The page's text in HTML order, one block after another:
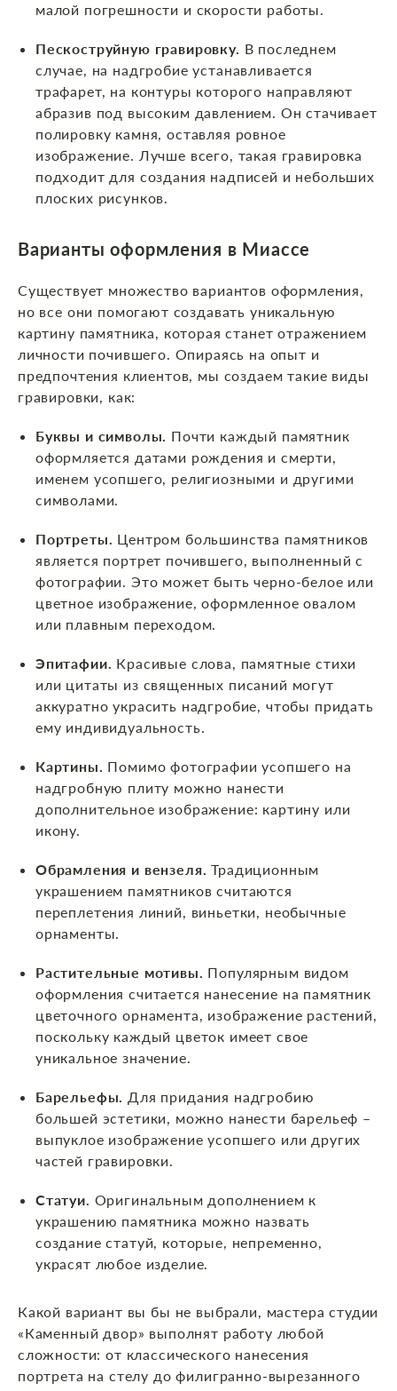
малой погрешности и скорости работы.
Пескоструйную гравировку. В последнем
случае, на надгробие устанавливается
трафарет, на контуры которого направляют
абразив под высоким давлением. Он стачивает
полировку камня, оставляя ровное
изображение. Лучше всего, такая гравировка
подходит для создания надписей и небольших
плоских рисунков.
Варианты оформления в Миассе
Существует множество вариантов оформления,
но все они помогают создавать уникальную
картину памятника, которая станет отражением
личности почившего. Опираясь на опыт и
предпочтения клиентов, мы создаем такие виды
гравировки, как:
Буквы и символы. Почти каждый памятник
оформляется датами рождения и смерти,
именем усопшего, религиозными и другими
символами.
Портреты. Центром большинства памятников
является портрет почившего, выполненный с
фотографии. Это может быть черно-белое или
цветное изображение, оформленное овалом
или плавным переходом.
Эпитафии. Красивые слова, памятные стихи
или цитаты из священных писаний могут
аккуратно украсить надгробие, чтобы придать
ему индивидуальность.
Картины. Помимо фотографии усопшего на
надгробную плиту можно нанести
дополнительное изображение: картину или
икону.
Обрамления и вензеля.Традиционным
украшением памятников считаются
переплетения линий, виньетки, необычные
орнаменты.
Растительные мотивы. Популярным видом
оформления считается нанесение на памятник
цветочного орнамента, изображение растений,
поскольку каждый цветок имеет свое
уникальное значение.
Барельефы. Для придания надгробию
большей эстетики, можно нанести барельеф –
выпуклое изображение усопшего или других
частей гравировки.
Статуи. Оригинальным дополнением к
украшению памятника можно назвать
создание статуй, которые, непременно,
украсят любое изделие.
Какой вариант вы бы не выбрали, мастера студии
«Каменный двор» выполнят работу любой
сложности: от классического нанесения
портрета на стелу до филигранно-вырезанного